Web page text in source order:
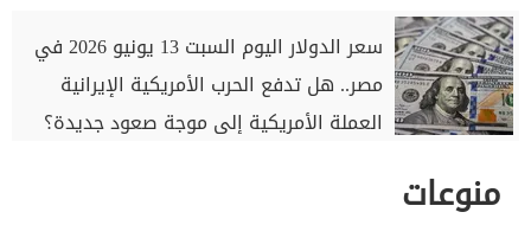
سعر الدولار اليوم السبت 13 يونيو 2026 في
مصر.. هل تدفع الحرب الأمريكية الإيرانية
العملة الأمريكية إلى موجة صعود جديدة؟
منوعات